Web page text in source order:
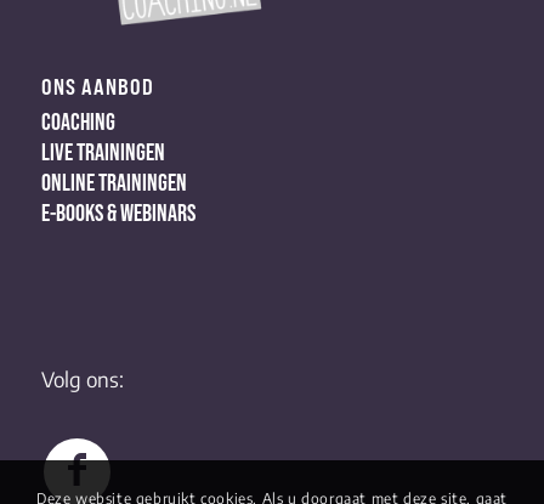
ONS AANBOD
COACHING
LIVE TRAININGEN
ONLINE TRAININGEN
E-BOOKS & WEBINARS
Volg ons:
Deze website gebruikt cookies. Als u doorgaat met deze site, gaat